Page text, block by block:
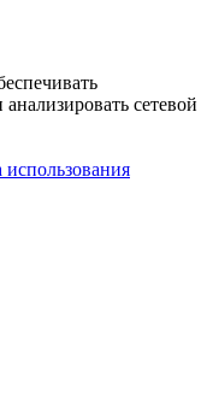
сетевой